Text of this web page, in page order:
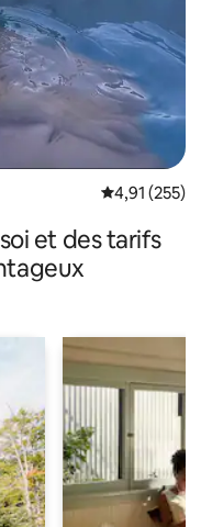
Évaluation
4,91 (255)
et des tarifs